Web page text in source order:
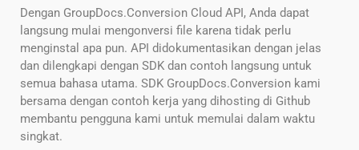
Dengan GroupDocs.Conversion Cloud API, Anda dapat
langsung mulai mengonversi file karena tidak perlu
menginstal apa pun. API didokumentasikan dengan jelas
dan dilengkapi dengan SDK dan contoh langsung untuk
semua bahasa utama. SDK GroupDocs.Conversion kami
bersama dengan contoh kerja yang dihosting di Github
membantu pengguna kami untuk memulai dalam waktu
singkat.